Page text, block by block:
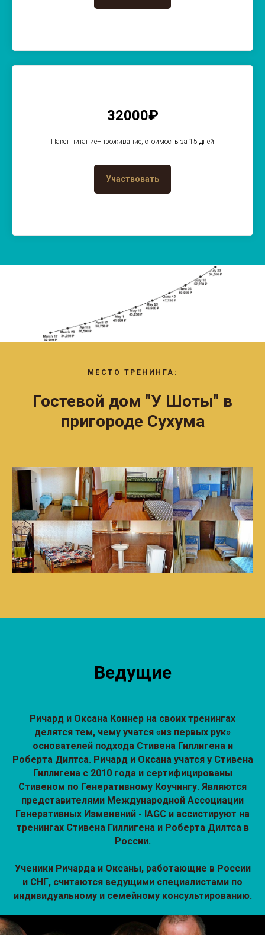
32000₽
Пакет питание+проживание, стоимость за 15 дней
Участвовать
МЕСТО ТРЕНИНГА:
Гостевой дом "У Шоты" в
пригороде Сухума
Ведущие
Ричард и Оксана Коннер на своих тренингах
делятся тем, чему учатся «из первых рук»
основателей подхода Стивена Гиллигена и
Роберта Дилтса. Ричард и Оксана учатся у Стивена
Гиллигена с 2010 года и сертифицированы
Стивеном по Генеративному Коучингу. Являются
представителями Международной Ассоциации
Генеративных Изменений - IAGC и ассистируют на
тренингах Стивена Гиллигена и Роберта Дилтса в
России.
Ученики Ричарда и Оксаны, работающие в России
и СНГ, считаются ведущими специалистами по
индивидуальному и семейному консультированию.